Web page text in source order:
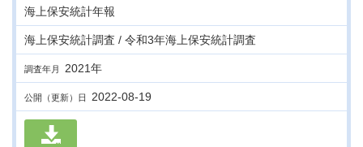
海上保安統計年報
海上保安統計調査 / 令和3年海上保安統計調査
調査年月 2021年
公開（更新）日 2022-08-19